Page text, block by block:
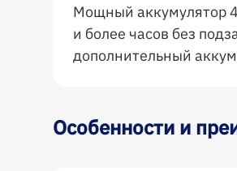
Мощный аккумулятор
и более часов без
дополнительный
Особенности и